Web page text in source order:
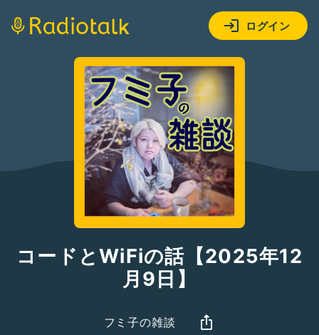
ログイン
コードとWiFiの話【2025年12
月9日】
フミ子の雑談